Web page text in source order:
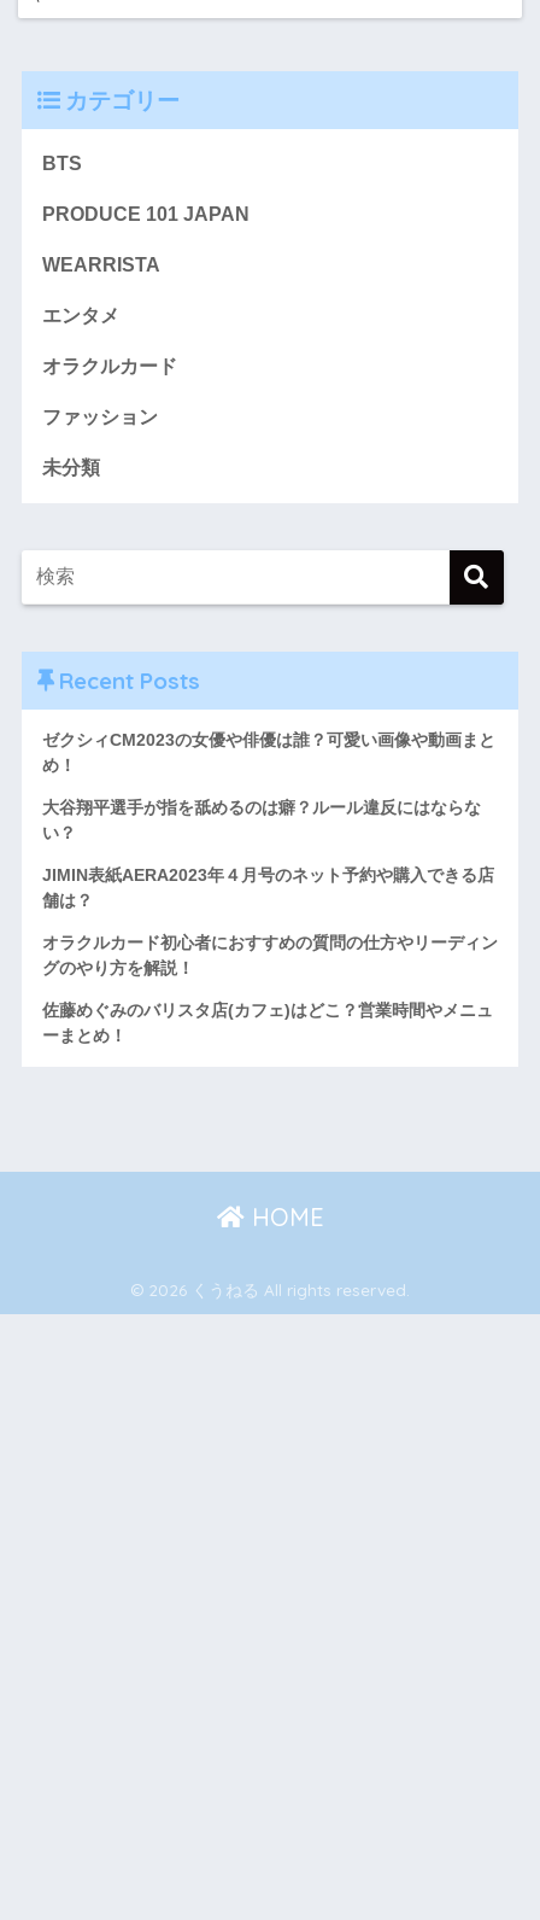
カテゴリー
BTS
PRODUCE 101 JAPAN
WEARRISTA
エンタメ
オラクルカード
ファッション
未分類
Recent Posts
ゼクシィCM2023の女優や俳優は誰？可愛い画像や動画まと
め！
大谷翔平選手が指を舐めるのは癖？ルール違反にはならな
い？
JIMIN表紙AERA2023年４月号のネット予約や購入できる店
舗は？
オラクルカード初心者におすすめの質問の仕方やリーディン
グのやり方を解説！
佐藤めぐみのバリスタ店(カフェ)はどこ？営業時間やメニュ
ーまとめ！
HOME
© 2026 くうねる All rights reserved.